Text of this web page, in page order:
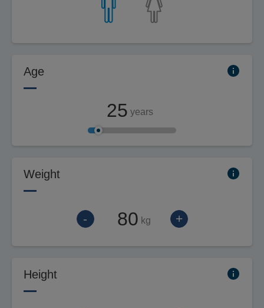
Age
years
Weight
- kg +
Height